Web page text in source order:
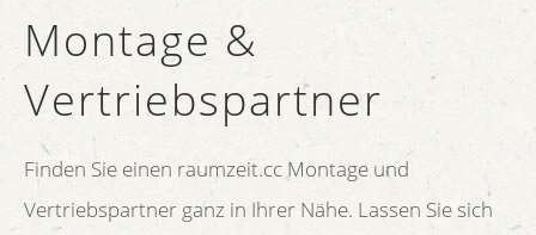
Montage &
Vertriebspartner
Finden Sie einen raumzeit.cc Montage und
Vertriebspartner ganz in Ihrer Nähe. Lassen Sie sich